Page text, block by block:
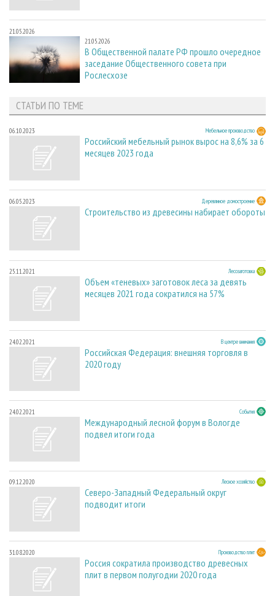
21.05.2026
21.05.2026
В Общественной палате РФ прошло очередное
заседание Общественного совета при
Рослесхозе
СТАТЬИ ПО ТЕМЕ
06.10.2023 Мебельное производство
Российский мебельный рынок вырос на 8,6% за 6
месяцев 2023 года
06.05.2023 Деревянное домостроение
Строительство из древесины набирает обороты
25.11.2021 Лесозаготовка
Объем «теневых» заготовок леса за девять
месяцев 2021 года сократился на 57%
24.02.2021 В центре внимания
Российская Федерация: внешняя торговля в
2020 году
24.02.2021 События
Международный лесной форум в Вологде
подвел итоги года
09.12.2020 Лесное хозяйство
Северо-Западный Федеральный округ
подводит итоги
31.08.2020 Производство плит
Россия сократила производство древесных
плит в первом полугодии 2020 года